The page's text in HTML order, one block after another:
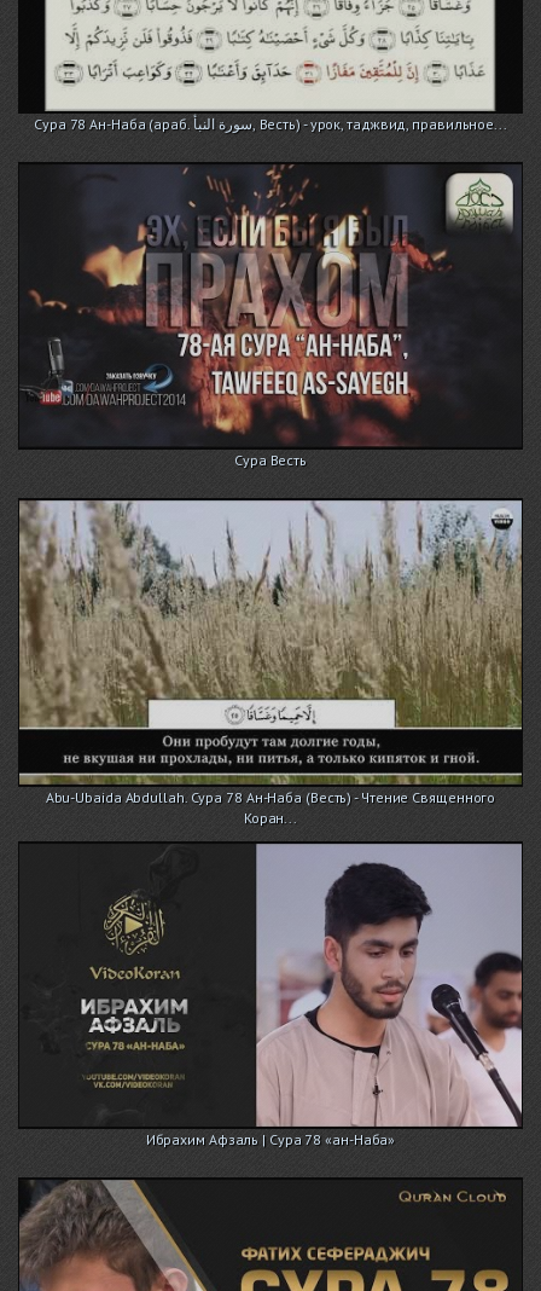
Сура 78 Ан-Наба (араб. سورة النبأ, Весть) - урок, таджвид, правильное...
Сура Весть
Abu-Ubaida Abdullah. Сура 78 Ан-Наба (Весть) - Чтение Священного
Коран...
Ибрахим Афзаль | Сура 78 «ан-Наба»